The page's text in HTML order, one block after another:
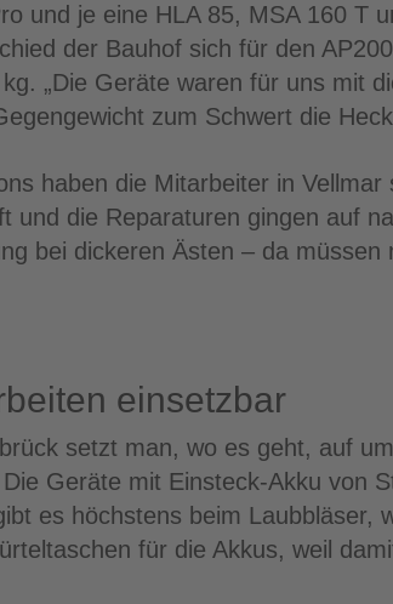
und je eine HLA 85, MSA 160 T
der Bauhof sich für den
„Die Geräte waren für uns mit
zum Schwert die
haben die Mitarbeiter in
und die Reparaturen gingen auf
bei dickeren Ästen – da müssen
einsetzbar
setzt man, wo es geht, auf
Geräte mit Einsteck-Akku von
es höchstens beim
für die Akkus, weil